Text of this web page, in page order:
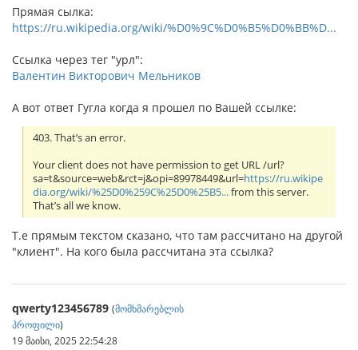
Прямая сылка:
https://ru.wikipedia.org/wiki/%D0%9C%D0%B5%D0%BB%D...
Ссылка через тег "урл":
Валентин Викторович Мельников
А вот ответ Гугла когда я прошел по Вашей ссылке:
403. That’s an error.
Your client does not have permission to get URL /url?
sa=t&source=web&rct=j&opi=89978449&url=https://ru.wikipe
dia.org/wiki/%25D0%259C%25D0%25B5...from this server.
That’s all we know.
Т.е прямым текстом сказано, что там рассчитано на другой
"клиент". На кого была рассчитана эта ссылка?
qwerty123456789 (მომხმარებლის
პროფილი)
19 მაისი, 2025 22:54:28